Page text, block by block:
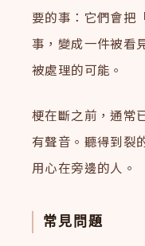
要的事：它們會把
事，變成一件被看
被處理的可能。
梗在斷之前，通常
有聲音。聽得到裂
用心在旁邊的人。
常見問題